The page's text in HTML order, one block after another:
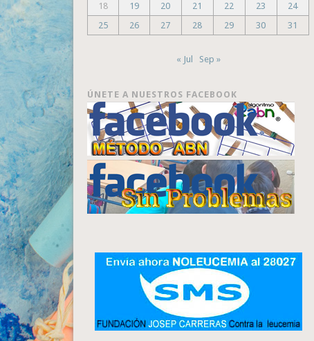
18
19 20 21 22 23
24
25
26 27 28 29 30 31
« Jul Sep »
ÚNETE A NUESTROS FACEBOOK